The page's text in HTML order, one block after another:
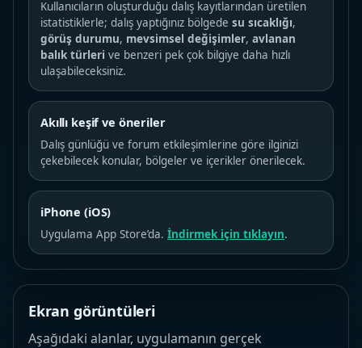
Kullanıcıların oluşturduğu dalış kayıtlarından üretilen
istatistiklerle; dalış yaptığınız bölgede su sıcaklığı,
görüş durumu, mevsimsel değişimler, avlanan
balık türleri ve benzeri pek çok bilgiye daha hızlı
ulaşabileceksiniz.
Akıllı keşif ve öneriler
Dalış günlüğü ve forum etkileşimlerine göre ilginizi
çekebilecek konular, bölgeler ve içerikler önerilecek.
iPhone (iOS)
Uygulama App Store’da. İndirmek için tıklayın.
Ekran görüntüleri
Aşağıdaki alanlar, uygulamanın gerçek